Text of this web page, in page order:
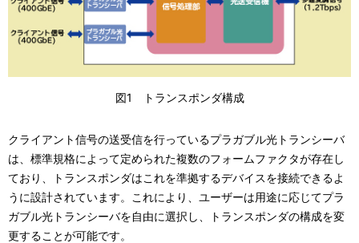
図1 トランスポンダ構成
クライアント信号の送受信を行っているプラガブル光トランシーバ
は、標準規格によって定められた複数のフォームファクタが存在し
ており、トランスポンダはこれを準拠するデバイスを接続できるよ
うに設計されています。これにより、ユーザーは用途に応じてプラ
ガブル光トランシーバを自由に選択し、トランスポンダの構成を変
更することが可能です。